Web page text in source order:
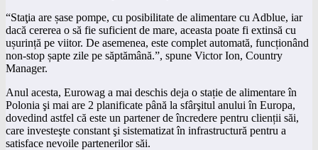
“Staţia are șase pompe, cu posibilitate de alimentare cu Adblue, iar
dacă cererea o să fie suficient de mare, aceasta poate fi extinsă cu
ușurință pe viitor. De asemenea, este complet automată, funcționând
non-stop șapte zile pe săptămână.”, spune Victor Ion, Country
Manager.
Anul acesta, Eurowag a mai deschis deja o stație de alimentare în
Polonia şi mai are 2 planificate până la sfârşitul anului în Europa,
dovedind astfel că este un partener de încredere pentru clienții săi,
care investeşte constant şi sistematizat în infrastructură pentru a
satisface nevoile partenerilor săi.